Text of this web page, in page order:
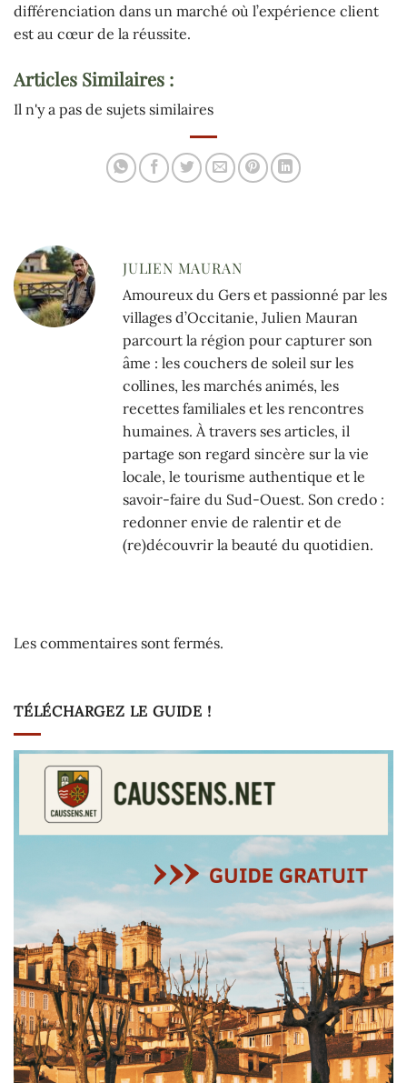
différenciation dans un marché où l’expérience client
est au cœur de la réussite.
Articles Similaires :
Il n'y a pas de sujets similaires
JULIEN MAURAN
Amoureux du Gers et passionné par les
villages d’Occitanie, Julien Mauran
parcourt la région pour capturer son
âme : les couchers de soleil sur les
collines, les marchés animés, les
recettes familiales et les rencontres
humaines. À travers ses articles, il
partage son regard sincère sur la vie
locale, le tourisme authentique et le
savoir-faire du Sud-Ouest. Son credo :
redonner envie de ralentir et de
(re)découvrir la beauté du quotidien.
Les commentaires sont fermés.
TÉLÉCHARGEZ LE GUIDE !